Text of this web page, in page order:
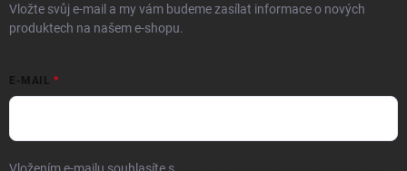
Vložte svůj e-mail a my vám budeme zasílat informace o nových
produktech na našem e-shopu.
E-MAIL